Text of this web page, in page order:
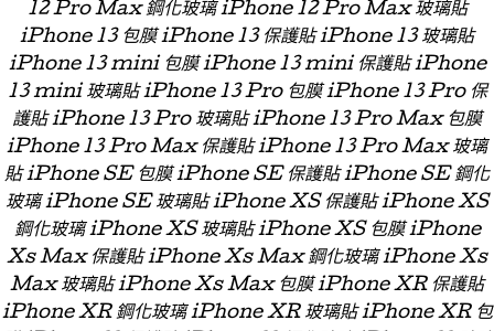
12 Pro Max 鋼化玻璃 iPhone 12 Pro Max 玻璃貼
iPhone 13 包膜 iPhone 13 保護貼 iPhone 13 玻璃貼
iPhone 13 mini 包膜 iPhone 13 mini 保護貼 iPhone
13 mini 玻璃貼 iPhone 13 Pro 包膜 iPhone 13 Pro 保
護貼 iPhone 13 Pro 玻璃貼 iPhone 13 Pro Max 包膜
iPhone 13 Pro Max 保護貼 iPhone 13 Pro Max 玻璃
貼 iPhone SE 包膜 iPhone SE 保護貼 iPhone SE 鋼化
玻璃 iPhone SE 玻璃貼 iPhone XS 保護貼 iPhone XS
鋼化玻璃 iPhone XS 玻璃貼 iPhone XS 包膜 iPhone
Xs Max 保護貼 iPhone Xs Max 鋼化玻璃 iPhone Xs
Max 玻璃貼 iPhone Xs Max 包膜 iPhone XR 保護貼
iPhone XR 鋼化玻璃 iPhone XR 玻璃貼 iPhone XR 包